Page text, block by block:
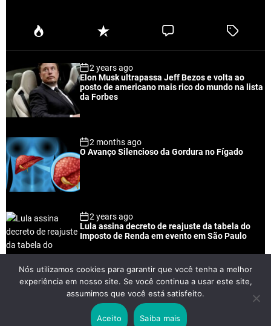
P
u
a
r
R
e
n
t
C
e
T
e
2 years ago
Elon Musk ultrapassa Jeff Bezos e volta ao
posto de americano mais rico do mundo na lista
da Forbes
2 months ago
O Avanço Silencioso da Gordura no Fígado
2 years ago
Lula assina decreto de reajuste da tabela do
Imposto de Renda em evento em São Paulo
2 years ago
Lei Rouanet e Petrobras financiam evento em
que Lula pediu votos para Boulos
Nós utilizamos cookies para garantir que você tenha a melhor
experiência em nosso site. Se você continua a usar este site,
assumimos que você está satisfeito.
Aceito Saiba mais